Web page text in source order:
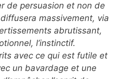
de persuasion et non de
massivement, via
abrutissant,
l’instinctif.
avec ce qui est futile et
un bavardage et une